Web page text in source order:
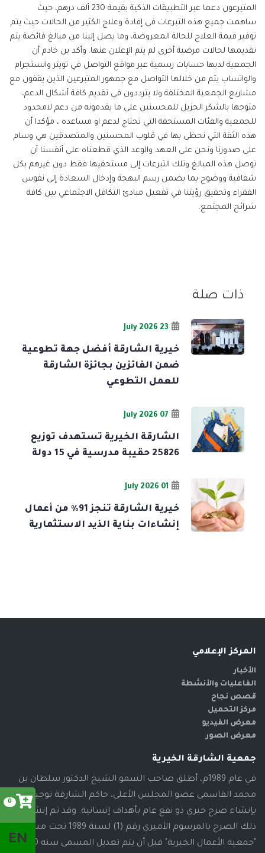
0
EN
المتبرعون دعما عبر التطبيقات الذكية بقيمة 230 ألف درهم، حيث
ساهمت جميع هذه التبرعات في إفادة وعلاج الكثير من الحالات حيث يتم
توفير قيمة العلاج للحالة المعروضة، وما يصل إلينا من مبالغ فائضة يتم
تقديمها لحالات مرضية أخرى لم يتم الإعلان عنها. وأكد بن خادم أن
الجمعية لديها حسابات رسمية عبر مواقع التواصل في تويتر وانستجرام
والواتساب يتم من خلالها التواصل مع جمهور المتبرعين الذين يقفون مع
مشاريع الجمعية المختلفة ولا يترددون في تقديم كافة أشكال الدعم،
متوجها بالشكر الجزيل للمحسنين على ما يقدمونه من دعم لامحدود
للجمعية والفئات المستحقة التي تحتاج لدعم او مساعده ، مؤكدا أن
هذه الثقة التي نحظى بها في قلوب المحسنين والمتصدقين هي وسام
على صدورنا ونحن على العهد والوعد الذي قطعناه على أنفسنا أن
نوصل هذه المبالغ وتلك التبرعات إلى مستحقيها فقط دون غيرهم بكل
شفافية ووضوح بما يضمن رسم البهجة وإدخال السعادة إلى نفوس
الفقراء وتحقيق رؤيتنا في تفعيل مبادئ التكافل الاجتماعي بين كافة
شرائح المجتمع.
ذات صلة
23 July 2026
خيرية الشارقة أفضل جهة تطوعية
ضمن الفائزين بجائزة الشارقة
للعمل التطوعي
07 July 2026
الشارقة الخيرية تستهدف توزيع
25826 حقيبة مدرسية في 15 دولة
01 July 2026
خيرية الشارقة تنجز 91% من أعمال
إنشاءات بناية الذيد الاستثمارية
المركز الإعلامي
الأخبار
الفاعليات والأنشطة
قصص نجاح
مركز التحميل
معرض الفيديو
معرض الصور
جمعية الشارقة الخيرية
في عام 1989م، أطلق صاحب السمو الشيخ الدكتور سلطان بن
محمد القاسمي عضو المجلس الأعلى، حاكم الشارقة توجيهاته
بإنشاء صرح خيري ذو نفع عام بأهداف إنسانية. وقد تم إنشاء
ذلك الصرح بالمرسوم الأميري رقم (1) لسنة 1989 تحت مسمى
"جمعية الأعمال الخيرية" قبل أن يتم تعديل المسمى سنة 2000م،